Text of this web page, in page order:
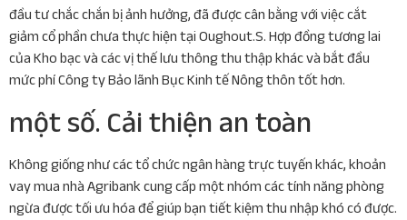
đầu tư chắc chắn bị ảnh hưởng, đã được cân bằng với việc cắt
giảm cổ phần chưa thực hiện tại Oughout.S. Hợp đồng tương lai
của Kho bạc và các vị thế lưu thông thu thập khác và bắt đầu
mức phí Công ty Bảo lãnh Bục Kinh tế Nông thôn tốt hơn.
một số. Cải thiện an toàn
Không giống như các tổ chức ngân hàng trực tuyến khác, khoản
vay mua nhà Agribank cung cấp một nhóm các tính năng phòng
ngừa được tối ưu hóa để giúp bạn tiết kiệm thu nhập khó có được.